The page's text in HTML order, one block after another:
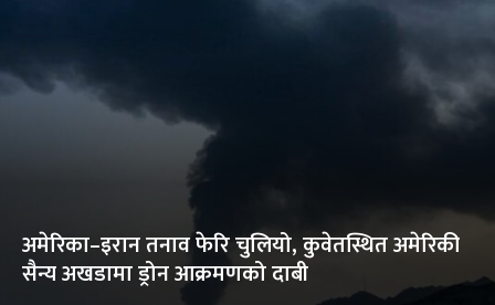
अमेरिका–इरान तनाव फेरि चुलियो, कुवेतस्थित अमेरिकी
सैन्य अखडामा ड्रोन आक्रमणको दाबी